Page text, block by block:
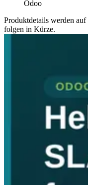
Odoo
Produktdetails werden
folgen in Kürze.